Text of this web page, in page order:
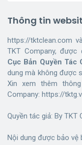
Thông tin
https://tktclean.com
TKT Company, được
Cục Bản Quyền Tác
dung mà không được
Xin xem thêm
Company: https://
Quyền tác giả: By TKT
Nội dung được bảo vệ